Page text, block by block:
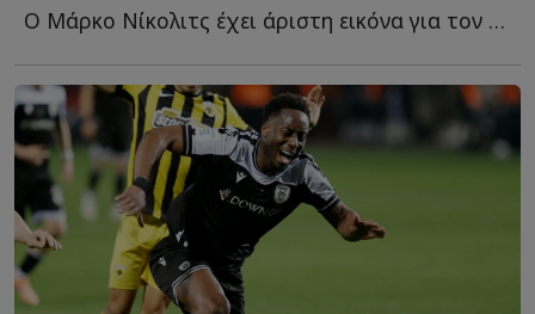
Ο Μάρκο Νίκολιτς έχει άριστη εικόνα για τον παίκτη κ...